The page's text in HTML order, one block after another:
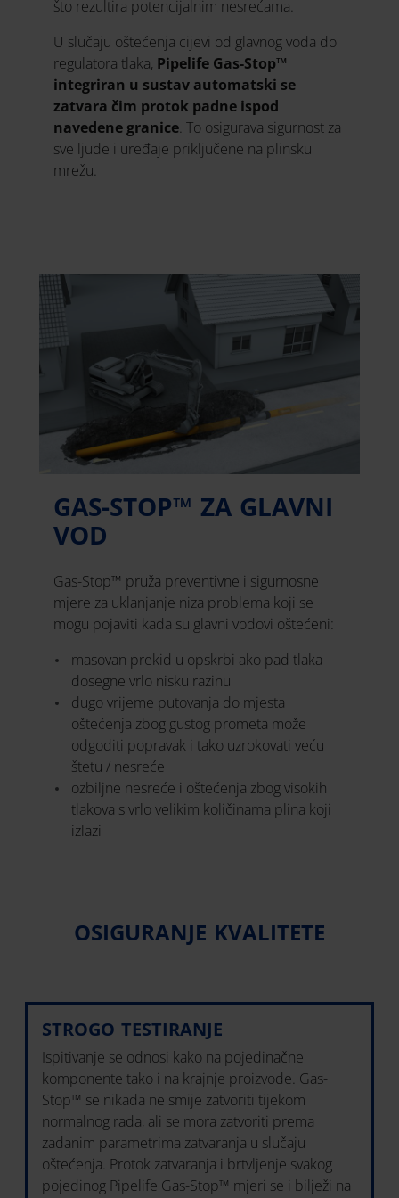
što rezultira potencijalnim nesrećama.
U slučaju oštećenja cijevi od glavnog voda do
regulatora tlaka, Pipelife Gas-Stop™
integriran u sustav automatski se
zatvara čim protok padne ispod
navedene granice. To osigurava sigurnost za
sve ljude i uređaje priključene na plinsku
mrežu.
GAS-STOP™ ZA GLAVNI
VOD
Gas-Stop™ pruža preventivne i sigurnosne
mjere za uklanjanje niza problema koji se
mogu pojaviti kada su glavni vodovi oštećeni:
masovan prekid u opskrbi ako pad tlaka
dosegne vrlo nisku razinu
dugo vrijeme putovanja do mjesta
oštećenja zbog gustog prometa može
odgoditi popravak i tako uzrokovati veću
štetu / nesreće
ozbiljne nesreće i oštećenja zbog visokih
tlakova s ​​vrlo velikim količinama plina koji
izlazi
OSIGURANJE KVALITETE
STROGO TESTIRANJE
Ispitivanje se odnosi kako na pojedinačne
komponente tako i na krajnje proizvode. Gas-
Stop™ se nikada ne smije zatvoriti tijekom
normalnog rada, ali se mora zatvoriti prema
zadanim parametrima zatvaranja u slučaju
oštećenja. Protok zatvaranja i brtvljenje svakog
pojedinog Pipelife Gas-Stop™ mjeri se i bilježi na